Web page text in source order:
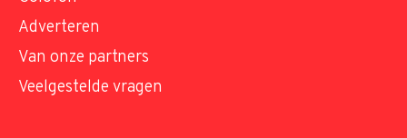
Adverteren
Van onze partners
Veelgestelde vragen